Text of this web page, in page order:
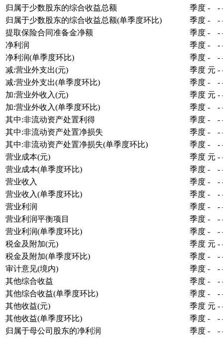
归属于少数股东的综合收益总额 季度 - -
归属于少数股东的综合收益总额(单季度环比)
季度 - -
提取保险合同准备金净额
季度 - -
净利润
季度 - -
净利润(单季度环比)
季度 - -
减:营业外支出(元)
季度 元 -
减:营业外支出(单季度环比)
季度 - -
加:营业外收入(元)
季度 元 -
加:营业外收入(单季度环比)
季度 - -
其中:非流动资产处置利得
季度 - -
其中:非流动资产处置净损失
季度 - -
其中:非流动资产处置净损失(单季度环比)
季度 - -
营业成本(元)
季度 元 -
营业成本(单季度环比)
季度 - -
营业收入
季度 - -
营业收入(单季度环比)
季度 - -
营业利润
季度 - -
营业利润平衡项目
季度 - -
营业利润(单季度环比)
季度 - -
税金及附加(元)
季度 元 -
税金及附加(单季度环比)
季度 - -
审计意见(境内)
季度 - -
其他综合收益
季度 - -
其他综合收益(单季度环比)
季度 - -
其他收益(元)
季度 元 -
其他收益(单季度环比)
季度 - -
归属于母公司股东的净利润
季度 - -